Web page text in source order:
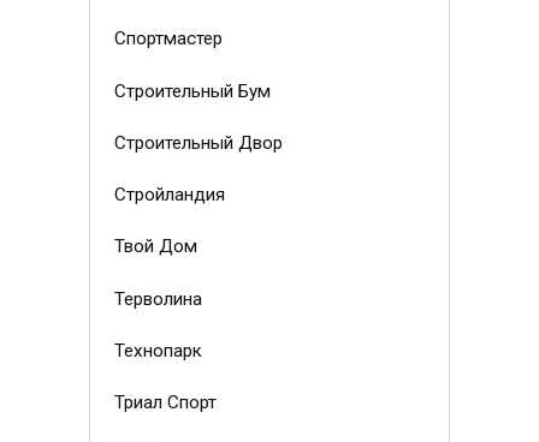
Спортмастер
Строительный Бум
Строительный Двор
Стройландия
Твой Дом
Терволина
Технопарк
Триал Спорт